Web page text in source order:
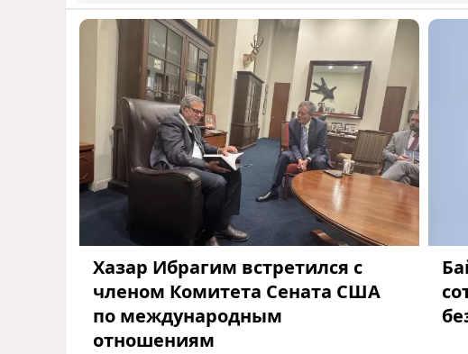
Хазар Ибрагим встретился с
членом Комитета Сената США
по международным
отношениям